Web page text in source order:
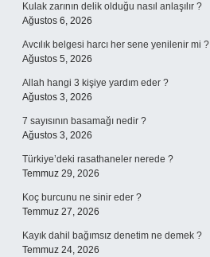
Kulak zarının delik olduğu nasıl anlaşılır ?
Ağustos 6, 2026
Avcılık belgesi harcı her sene yenilenir mi ?
Ağustos 5, 2026
Allah hangi 3 kişiye yardım eder ?
Ağustos 3, 2026
7 sayısının basamağı nedir ?
Ağustos 3, 2026
Türkiye’deki rasathaneler nerede ?
Temmuz 29, 2026
Koç burcunu ne sinir eder ?
Temmuz 27, 2026
Kayık dahil bağımsız denetim ne demek ?
Temmuz 24, 2026